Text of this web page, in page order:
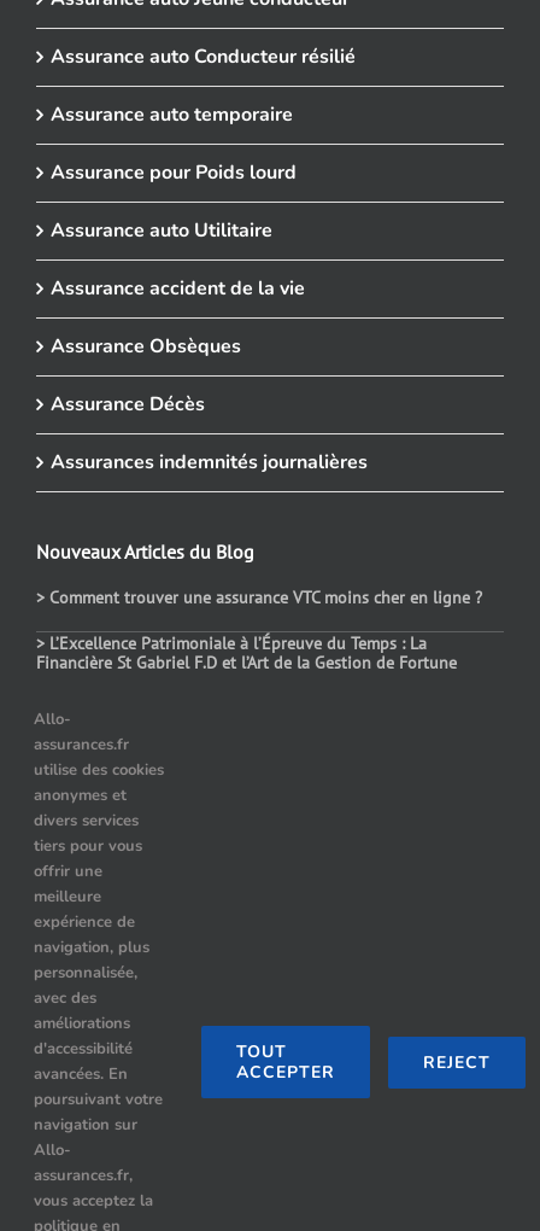
Nouveaux Articles du Blog
> Comment trouver une assurance VTC moins cher en ligne ?
> L’Excellence Patrimoniale à l’Épreuve du Temps : La
Financière St Gabriel F.D et l’Art de la Gestion de Fortune
> Assurance auto temporaire : dans quels cas choisir ce contrat
> Le prix des assurances pour les véhicules hybrides : comment
choisir ?
> Quelle assurance auto après résiliation pour alcoolémie ?
Assurance auto Conducteur résilié
Assurance auto temporaire
Assurance pour Poids lourd
Assurance auto Utilitaire
Assurance accident de la vie
Assurance Obsèques
Assurance Décès
Assurances indemnités journalières
Nos Partenaires
Location de limousine à Paris
Hummer limousine paris
Limousine Paris
Rennes Limousine avec chauffeur
Location Limousine Paris By night
Allo-
assurances.fr
utilise des cookies
anonymes et
divers services
tiers pour vous
offrir une
meilleure
expérience de
navigation, plus
personnalisée,
avec des
améliorations
d'accessibilité
avancées. En
poursuivant votre
navigation sur
Allo-
assurances.fr,
vous acceptez la
politique en
TOUT
ACCEPTER
REJECT